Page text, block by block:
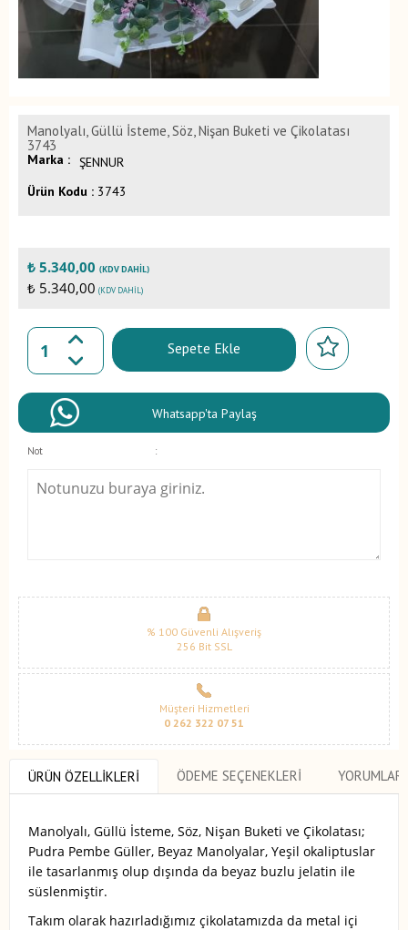
Manolyalı, Güllü İsteme, Söz, Nişan Buketi ve Çikolatası
3743
Marka : ŞENNUR
Ürün Kodu : 3743
₺ 5.340,00 (KDV DAHIL)
₺ 5.340,00 (KDV DAHIL)
Sepete Ekle
Whatsapp'ta Paylaş
Not :
% 100 Güvenli Alışveriş
256 Bit SSL
Müşteri Hizmetleri
0 262 322 07 51
ÜRÜN ÖZELLIKLERI ÖDEME SEÇENEKLERI YORUMLAR
Manolyalı, Güllü İsteme, Söz, Nişan Buketi ve Çikolatası;
Pudra Pembe Güller, Beyaz Manolyalar, Yeşil okaliptuslar
ile tasarlanmış olup dışında da beyaz buzlu jelatin ile
süslenmiştir.
Takım olarak hazırladığımız çikolatamızda da metal içi